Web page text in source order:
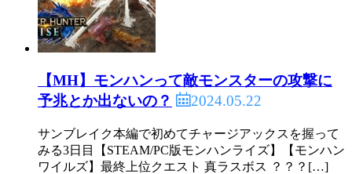
【MH】モンハンって敵モンスターの攻撃に
予兆とか出ないの？
2024.05.22
サンブレイク本編で初めてチャージアックスを握って
みる3日目【STEAM/PC版モンハンライズ】【モンハン
ワイルズ】最終上位クエスト 真ラスボス ？？？[…]